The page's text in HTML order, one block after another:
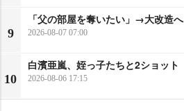
9
「父の部屋を奪いたい」→大改造へ
2026-08-07 07:00
10
白濱亜嵐、姪っ子たちと2ショット
2026-08-06 17:15